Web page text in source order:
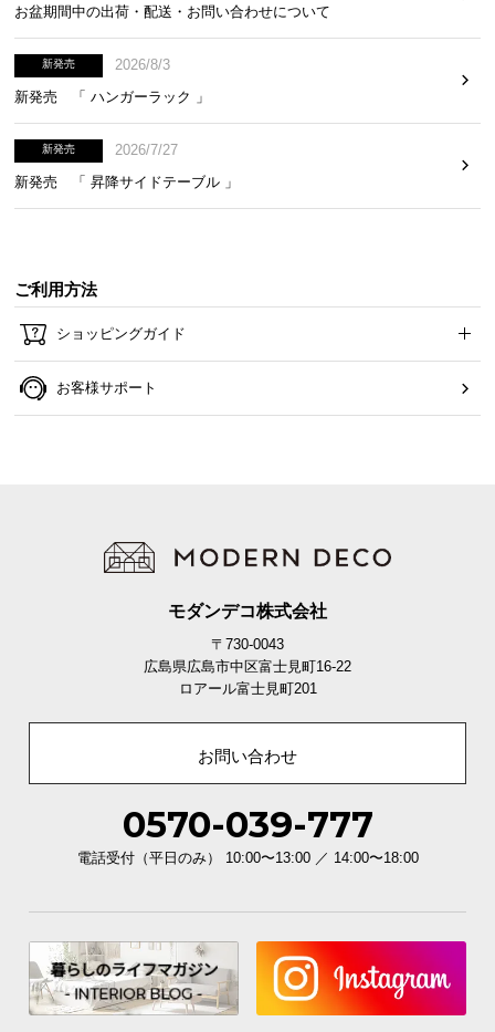
お盆期間中の出荷・配送・お問い合わせについて
新発売
2026/8/3
新発売 「 ハンガーラック 」
新発売
2026/7/27
新発売 「 昇降サイドテーブル 」
ご利用方法
ショッピングガイド
お客様サポート
モダンデコ株式会社
〒730-0043
広島県広島市中区富士見町16-22
ロアール富士見町201
お問い合わせ
0570-039-777
電話受付（平日のみ） 10:00〜13:00 ／ 14:00〜18:00